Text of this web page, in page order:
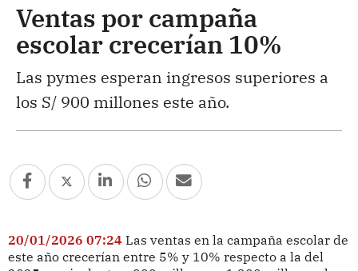
Ventas por campaña
escolar crecerían 10%
Las pymes esperan ingresos superiores a
los S/ 900 millones este año.
20/01/2026 07:24 Las ventas en la campaña escolar de
este año crecerían entre 5% y 10% respecto a la del